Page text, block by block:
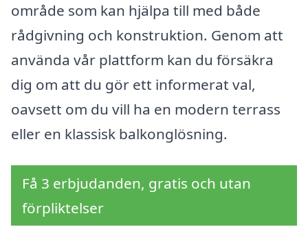
område som kan hjälpa till med både
rådgivning och konstruktion. Genom att
använda vår plattform kan du försäkra
dig om att du gör ett informerat val,
oavsett om du vill ha en modern terrass
eller en klassisk balkonglösning.
Få 3 erbjudanden, gratis och utan
förpliktelser